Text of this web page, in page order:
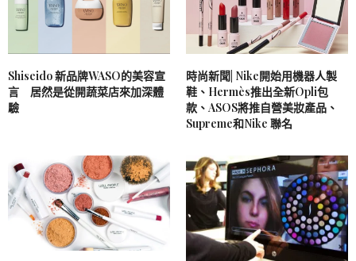
Shiseido 新品牌WASO的美容宣
言 居然是從開蔬菜店來加深體
驗
時尚新聞| Nike開始用機器人製
鞋、Hermès推出全新Opli包
款、ASOS將推自營美妝產品、
Supreme和Nike 聯名